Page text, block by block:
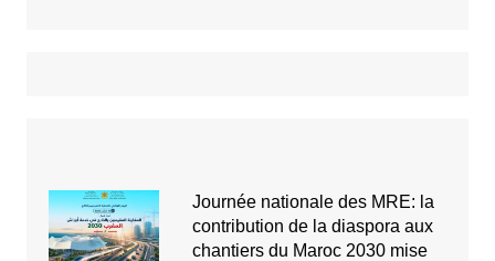
Journée nationale des MRE: la
contribution de la diaspora aux
chantiers du Maroc 2030 mise